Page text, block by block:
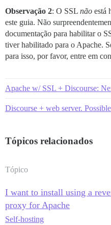
Observação 2: O SSL não está
este guia. Não
documentação para habilitar o
tiver habilitado para o Apache.
para isso, por favor, entre em
Apache w/ SSL + Discourse:
Discourse + web server.
Tópicos relacionados
Tópico
I want to install using a
proxy for Apache
Self-hosting